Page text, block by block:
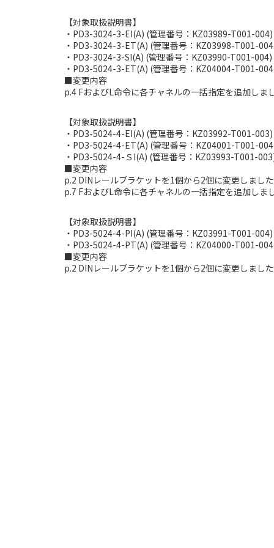
【対象取扱説明書】
・PD3-3024-3-EI(A) (管理番号：KZ03989-T001-004)
・PD3-3024-3-ET(A) (管理番号：KZ03998-T001-
・PD3-3024-3-SI(A) (管理番号：KZ03990-T001-004)
・PD3-5024-3-ET(A) (管理番号：KZ04004-T001-
■変更内容
p.4 FおよびL命令に各チャネルの一括指定を追加しまし
【対象取扱説明書】
・PD3-5024-4-EI(A) (管理番号：KZ03992-T001-003)
・PD3-5024-4-ET(A) (管理番号：KZ04001-T001-
・PD3-5024-4-ＳI(A) (管理番号：KZ03993-T001-
■変更内容
p.2 DINレールブラケットを1個から2個に変更しました
p.7 FおよびL命令に各チャネルの一括指定を追加しまし
【対象取扱説明書】
・PD3-5024-4-PI(A) (管理番号：KZ03991-T001-004)
・PD3-5024-4-PT(A) (管理番号：KZ04000-T001-
■変更内容
p.2 DINレールブラケットを1個から2個に変更しました